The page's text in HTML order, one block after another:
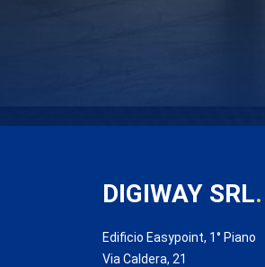
DIGIWAY SRL.
Edificio Easypoint, 1° Piano
Via Caldera, 21